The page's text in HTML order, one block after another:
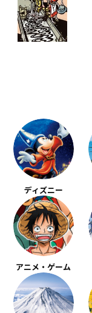
ディズニー
アニメ・ゲーム